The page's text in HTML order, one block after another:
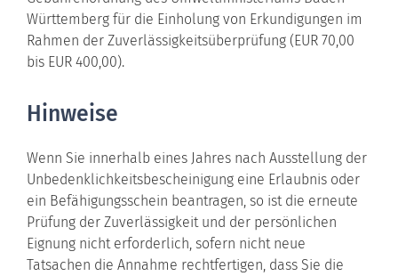
Württemberg für die Einholung von Erkundigungen im
Rahmen der Zuverlässigkeitsüberprüfung (EUR 70,00
bis EUR 400,00).
Hinweise
Wenn Sie innerhalb eines Jahres nach Ausstellung der
Unbedenklichkeitsbescheinigung eine Erlaubnis oder
ein Befähigungsschein beantragen, so ist die erneute
Prüfung der Zuverlässigkeit und der persönlichen
Eignung nicht erforderlich, sofern nicht neue
Tatsachen die Annahme rechtfertigen, dass Sie die